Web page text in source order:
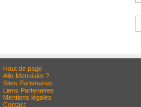
Haut de page
Allo-Menuisier ?
Sites Partenaires
Liens Partenaires
Mentions légales
Contact